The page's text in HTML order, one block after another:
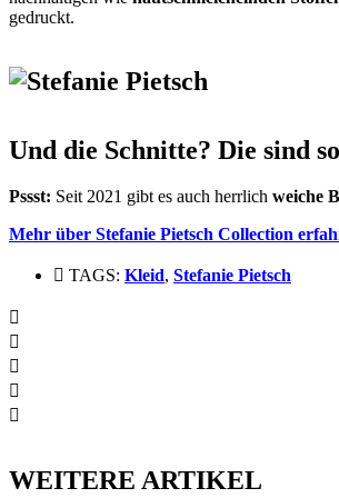
gedruckt.
Und die Schnitte? Die sind
Pssst: Seit 2021 gibt es auch herrlich weiche
Mehr über Stefanie Pietsch Collection
TAGS: Kleid, Stefanie Pietsch
WEITERE ARTIKEL